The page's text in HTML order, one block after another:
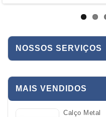
NOSSOS SERVIÇOS
MAIS VENDIDOS
Calço Metal